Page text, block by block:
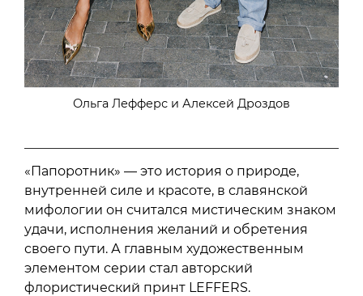
Ольга Лефферс и Алексей Дроздов
«Папоротник» — это история о природе,
внутренней силе и красоте, в славянской
мифологии он считался мистическим знаком
удачи, исполнения желаний и обретения
своего пути. А главным художественным
элементом серии стал авторский
флористический принт LEFFERS.